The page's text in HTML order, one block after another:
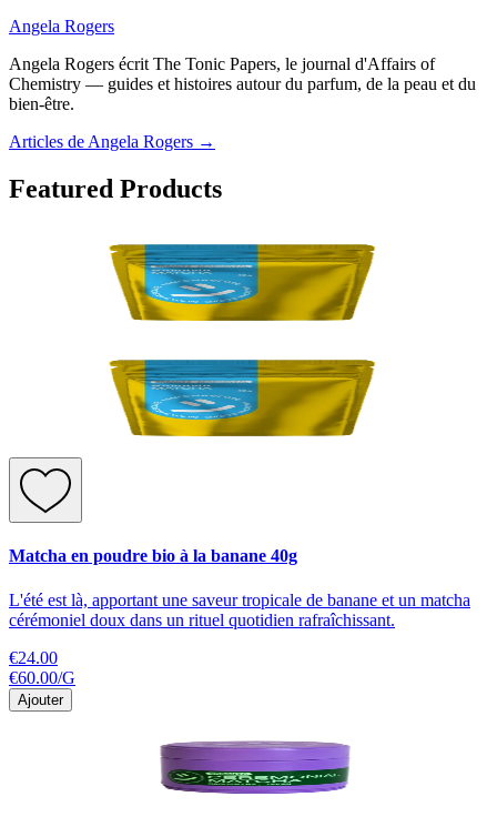
Angela Rogers
Angela Rogers écrit The Tonic Papers, le journal d'Affairs of
Chemistry — guides et histoires autour du parfum, de la peau et du
bien-être.
Articles de Angela Rogers →
Featured Products
Matcha en poudre bio à la banane 40g
L'été est là, apportant une saveur tropicale de banane et un matcha
cérémoniel doux dans un rituel quotidien rafraîchissant.
€24.00
€60.00/G
Ajouter